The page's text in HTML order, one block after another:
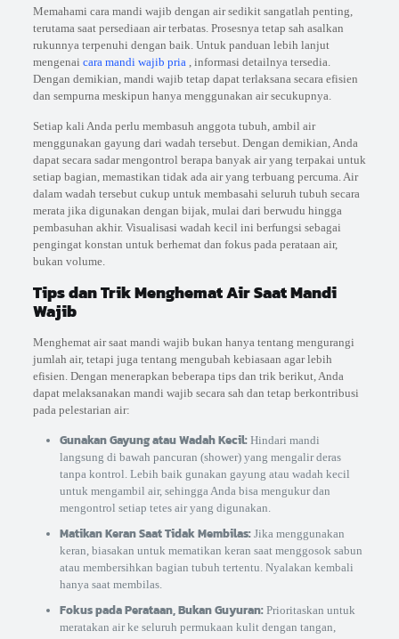
Memahami cara mandi wajib dengan air sedikit sangatlah penting,
terutama saat persediaan air terbatas. Prosesnya tetap sah asalkan
rukunnya terpenuhi dengan baik. Untuk panduan lebih lanjut
mengenai cara mandi wajib pria, informasi detailnya tersedia.
Dengan demikian, mandi wajib tetap dapat terlaksana secara efisien
dan sempurna meskipun hanya menggunakan air secukupnya.
Setiap kali Anda perlu membasuh anggota tubuh, ambil air
menggunakan gayung dari wadah tersebut. Dengan demikian, Anda
dapat secara sadar mengontrol berapa banyak air yang terpakai untuk
setiap bagian, memastikan tidak ada air yang terbuang percuma. Air
dalam wadah tersebut cukup untuk membasahi seluruh tubuh secara
merata jika digunakan dengan bijak, mulai dari berwudu hingga
pembasuhan akhir. Visualisasi wadah kecil ini berfungsi sebagai
pengingat konstan untuk berhemat dan fokus pada perataan air,
bukan volume.
Tips dan Trik Menghemat Air Saat Mandi
Wajib
Menghemat air saat mandi wajib bukan hanya tentang mengurangi
jumlah air, tetapi juga tentang mengubah kebiasaan agar lebih
efisien. Dengan menerapkan beberapa tips dan trik berikut, Anda
dapat melaksanakan mandi wajib secara sah dan tetap berkontribusi
pada pelestarian air:
Gunakan Gayung atau Wadah Kecil:Hindari mandi
langsung di bawah pancuran (shower) yang mengalir deras
tanpa kontrol. Lebih baik gunakan gayung atau wadah kecil
untuk mengambil air, sehingga Anda bisa mengukur dan
mengontrol setiap tetes air yang digunakan.
Matikan Keran Saat Tidak Membilas:Jika menggunakan
keran, biasakan untuk mematikan keran saat menggosok sabun
atau membersihkan bagian tubuh tertentu. Nyalakan kembali
hanya saat membilas.
Fokus pada Perataan, Bukan Guyuran:Prioritaskan untuk
meratakan air ke seluruh permukaan kulit dengan tangan,